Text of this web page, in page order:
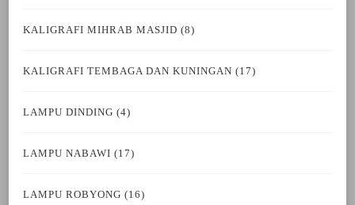
KALIGRAFI MIHRAB MASJID (8)
KALIGRAFI TEMBAGA DAN KUNINGAN (17)
LAMPU DINDING (4)
LAMPU NABAWI (17)
LAMPU ROBYONG (16)